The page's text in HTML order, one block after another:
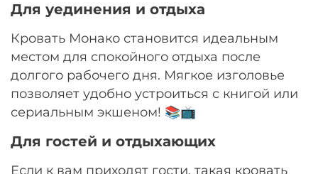
Для уединения и отдыха
Кровать Монако становится идеальным
местом для спокойного отдыха после
долгого рабочего дня. Мягкое изголовье
позволяет удобно устроиться с книгой или
сериальным экшеном! 📚📺
Для гостей и отдыхающих
Если к вам приходят гости, такая кровать